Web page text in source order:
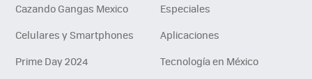
Cazando Gangas Mexico
Especiales
Celulares y Smartphones
Aplicaciones
Prime Day 2024
Tecnología en México